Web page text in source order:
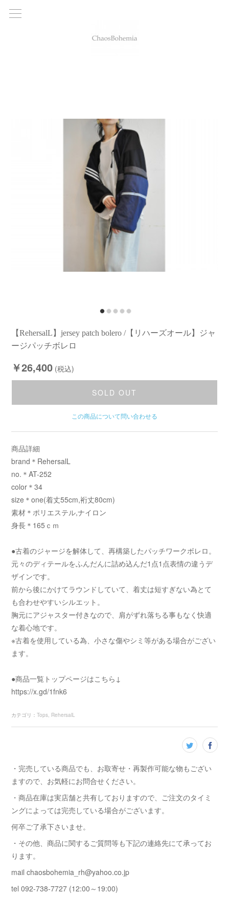
【RehersalL】jersey patch bolero /【リハーズオール】ジャ
ージパッチボレロ
￥26,400 (税込)
SOLD OUT
この商品について問い合わせる
商品詳細
brand＊RehersalL
no.＊AT-252
color＊34
size＊one(着丈55cm,裄丈80cm)
素材＊ポリエステル,ナイロン
身長＊165ｃｍ
●古着のジャージを解体して、再構築したパッチワークボレロ。
元々のディテールをふんだんに詰め込んだ1点1点表情の違うデ
ザインです。
前から後にかけてラウンドしていて、着丈は短すぎない為とて
も合わせやすいシルエット。
胸元にアジャスター付きなので、肩がずれ落ちる事もなく快適
な着心地です。
※古着を使用している為、小さな傷やシミ等がある場合がござい
ます。
●商品一覧トップページはこちら↓
https://x.gd/1fnk6
カテゴリ ：Tops RehersalL
・完売している商品でも、お取寄せ・再製作可能な物もござい
ますので、お気軽にお問合せください。
・商品在庫は実店舗と共有しておりますので、ご注文のタイミ
ングによっては完売している場合がございます。
何卒ご了承下さいませ。
・その他、商品に関するご質問等も下記の連絡先にて承ってお
ります。
mail chaosbohemia_rh@yahoo.co.jp
tel 092-738-7727 (12:00～19:00)